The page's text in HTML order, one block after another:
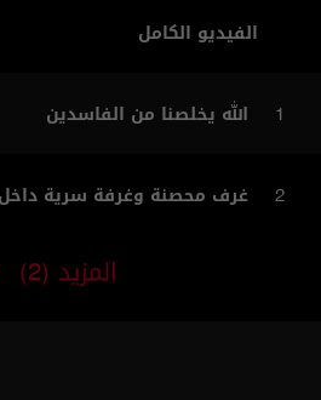
الفيديو الكامل
1 الله يخلصنا من الفاسدين
2 غرف محصنة وغرفة سرية
المزيد (2)